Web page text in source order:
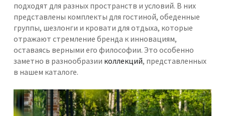
подходят для разных пространств и условий. В них
представлены комплекты для гостиной, обеденные
группы, шезлонги и кровати для отдыха, которые
отражают стремление бренда к инновациям,
оставаясь верными его философии. Это особенно
заметно в разнообразии коллекций, представленных
в нашем каталоге.